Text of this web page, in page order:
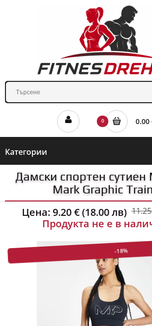
0 0.00
Категории
Дамски спортен сутиен
Mark Graphic
Цена:9.20 € (18.00 лв)
Продукта не е в